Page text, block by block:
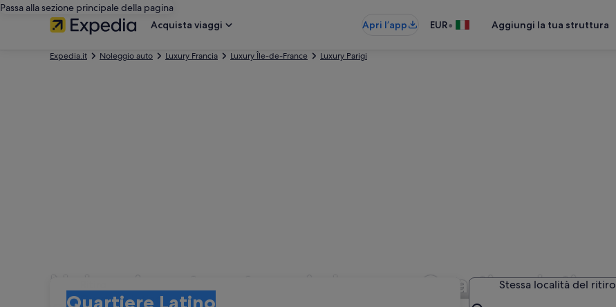
Passa alla sezione principale della pagina
Acquista viaggi
Apri l’app EUR• Aggiungi la tua struttura
Expedia.it Noleggio auto Luxury Francia Luxury Île-de-France Luxury Parigi
Noleggio auto categoria Lusso a Quartiere Latino
Quartiere Latino
Stessa località del ritiro